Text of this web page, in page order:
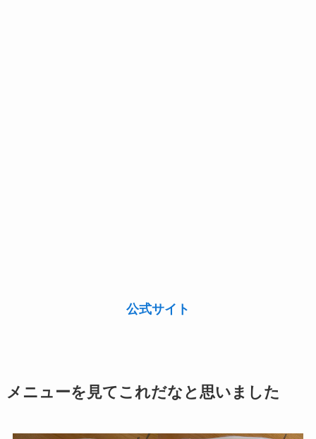
公式サイト
メニューを見てこれだなと思いました